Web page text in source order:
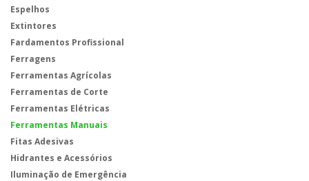
Espelhos
Extintores
Fardamentos Profissional
Ferragens
Ferramentas Agrícolas
Ferramentas de Corte
Ferramentas Elétricas
Ferramentas Manuais
Fitas Adesivas
Hidrantes e Acessórios
Iluminação de Emergência